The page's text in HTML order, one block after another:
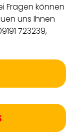
Fragen können
uns Ihnen
723239,